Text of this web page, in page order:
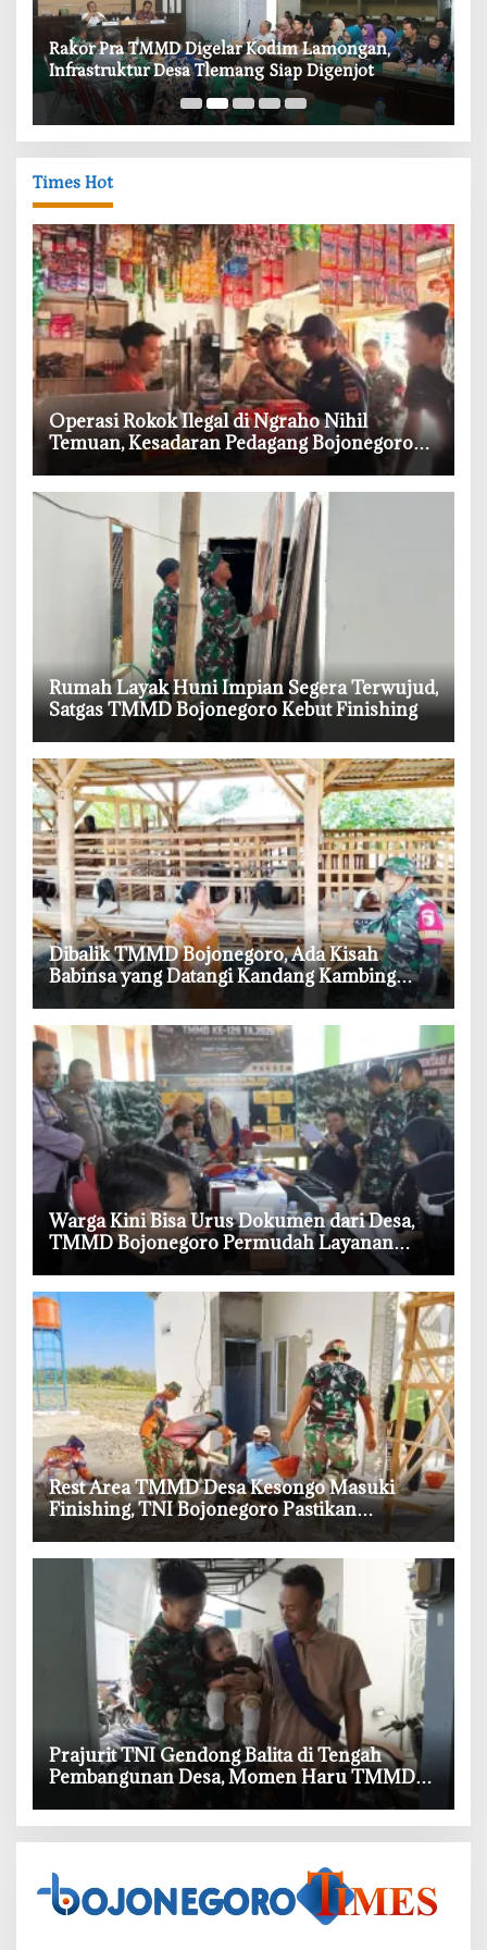
‎Rakor Pra TMMD Digelar Kodim Lamongan,
Infrastruktur Desa Tlemang Siap Digenjot
Times Hot
‎Operasi Rokok Ilegal di Ngraho Nihil
Temuan, Kesadaran Pedagang Bojonegoro
‎Rumah Layak Huni Impian Segera Terwujud,
Satgas TMMD Bojonegoro Kebut Finishing
‎Dibalik TMMD Bojonegoro, Ada Kisah
Babinsa yang Datangi Kandang Kambing
Demi Dengar Keluh Warga
‎Warga Kini Bisa Urus Dokumen dari Desa,
TMMD Bojonegoro Permudah Layanan
Adminduk
‎Rest Area TMMD Desa Kesongo Masuki
Finishing, TNI Bojonegoro Pastikan
Bangunan Kokoh dan Nyaman
‎Prajurit TNI Gendong Balita di Tengah
Pembangunan Desa, Momen Haru TMMD
Bojonegoro